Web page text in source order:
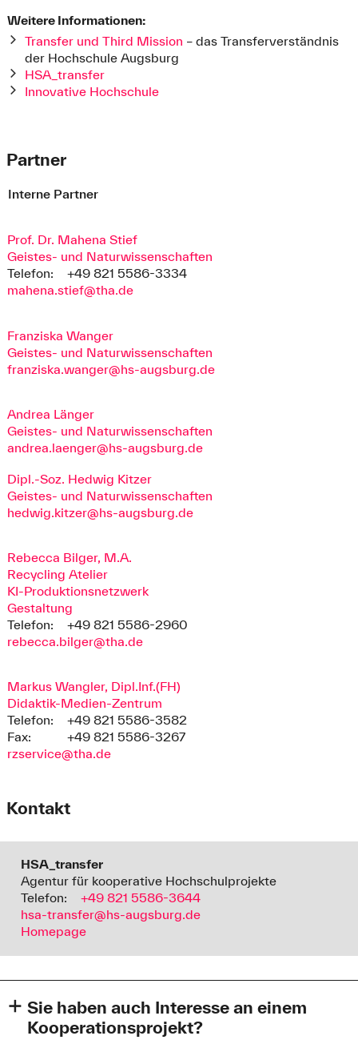
Weitere Informationen:
Transfer und Third Mission – das Transferverständnis
der Hochschule Augsburg
HSA_transfer
Innovative Hochschule
Partner
Interne Partner
Prof. Dr. Mahena Stief
Geistes- und Naturwissenschaften
Telefon:
+49 821 5586-3334
mahena.stief@tha.de
Franziska Wanger
Geistes- und Naturwissenschaften
franziska.wanger@hs-augsburg.de
Andrea Länger
Geistes- und Naturwissenschaften
andrea.laenger@hs-augsburg.de
Dipl.-Soz. Hedwig Kitzer
Geistes- und Naturwissenschaften
hedwig.kitzer@hs-augsburg.de
Rebecca Bilger, M.A.
Recycling Atelier
KI-Produktionsnetzwerk
Gestaltung
Telefon:
+49 821 5586-2960
rebecca.bilger@tha.de
Markus Wangler, Dipl.Inf.(FH)
Didaktik-Medien-Zentrum
Telefon:
+49 821 5586-3582
Fax:
+49 821 5586-3267
rzservice@tha.de
Kontakt
HSA_transfer
Agentur für kooperative Hochschulprojekte
Telefon:
+49 821 5586-3644
hsa-transfer@hs-augsburg.de
Homepage
Sie haben auch Interesse an einem
Kooperationsprojekt?